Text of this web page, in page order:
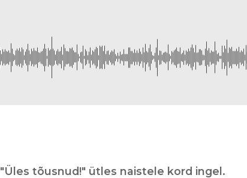
"Üles tõusnud!" ütles naistele kord ingel.